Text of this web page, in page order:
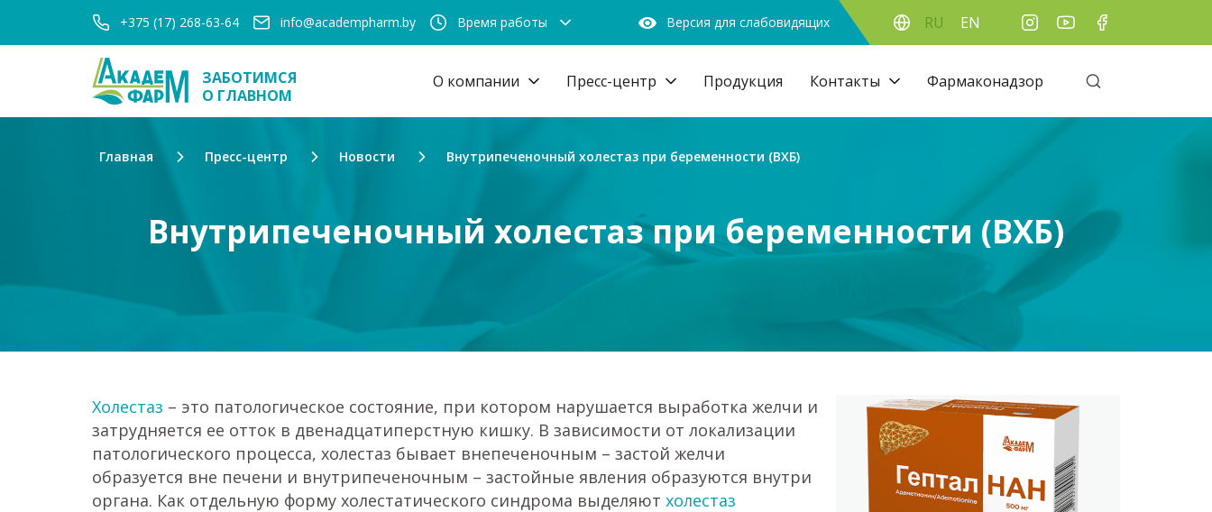
+375 (17) 268-63-64 info@academpharm.by Время работы Версия для слабовидящих RU EN
ЗАБОТИМСЯ
О ГЛАВНОМ
О компании Пресс-центр Продукция Контакты Фармаконадзор
Главная Пресс-центр Новости Внутрипеченочный холестаз при беременности (ВХБ)
Внутрипеченочный холестаз при беременности (ВХБ)
Холестаз – это патологическое состояние, при котором нарушается выработка желчи и
затрудняется ее отток в двенадцатиперстную кишку. В зависимости от локализации
патологического процесса, холестаз бывает внепеченочным – застой желчи
образуется вне печени и внутрипеченочным – застойные явления образуются внутри
органа. Как отдельную форму холестатического синдрома выделяют холестаз